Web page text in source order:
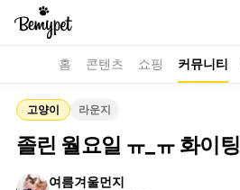
홈 콘텐츠 쇼핑 커뮤니티
고양이 라운지
졸린 월요일 ㅠ_ㅠ 화이팅
여름겨울먼지